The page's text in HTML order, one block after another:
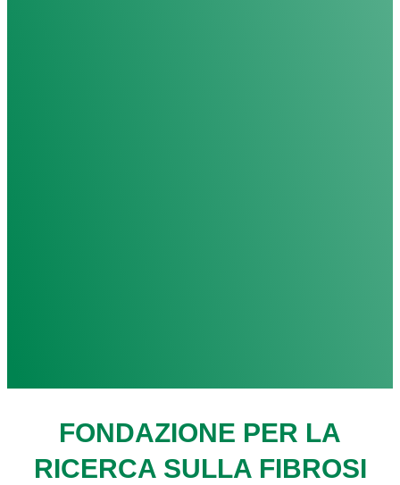
FONDAZIONE PER LA
RICERCA SULLA FIBROSI